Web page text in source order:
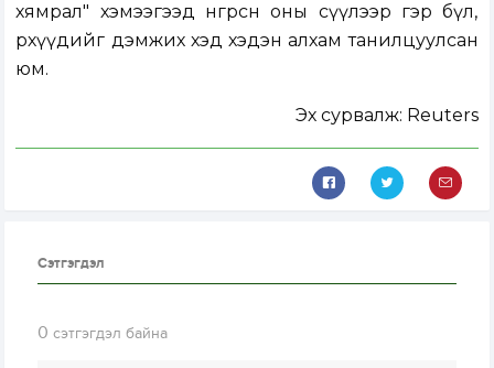
хямрал" хэмээгээд өнгөрсөн оны сүүлээр гэр бүл,
өрхүүдийг дэмжих хэд хэдэн алхам танилцуулсан
юм.
Эх сурвалж: Reuters
Сэтгэгдэл
0 сэтгэгдэл байна